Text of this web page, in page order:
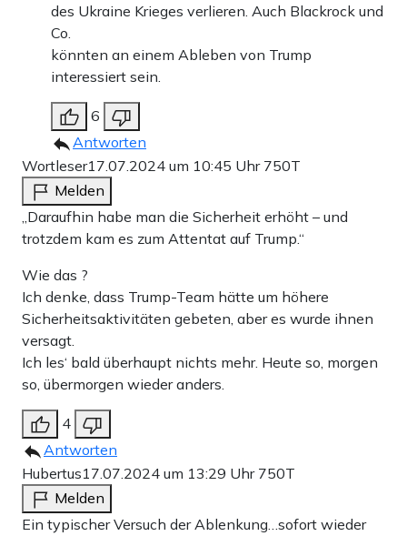
des Ukraine Krieges verlieren. Auch Blackrock und
Co.
könnten an einem Ableben von Trump
interessiert sein.
6
Antworten
Wortleser17.07.2024 um 10:45 Uhr 750T
Melden
„Daraufhin habe man die Sicherheit erhöht – und
trotzdem kam es zum Attentat auf Trump.“
Wie das ?
Ich denke, dass Trump-Team hätte um höhere
Sicherheitsaktivitäten gebeten, aber es wurde ihnen
versagt.
Ich les‘ bald überhaupt nichts mehr. Heute so, morgen
so, übermorgen wieder anders.
4
Antworten
Hubertus17.07.2024 um 13:29 Uhr 750T
Melden
Ein typischer Versuch der Ablenkung…sofort wieder